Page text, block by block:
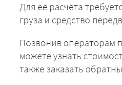
Для её расчёта
груза и средство
Позвонив операторам
можете узнать
также заказать